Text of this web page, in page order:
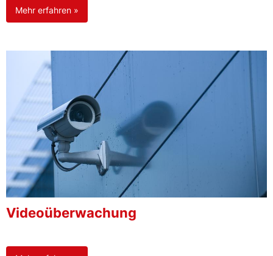
Mehr erfahren »
Videoüberwachung